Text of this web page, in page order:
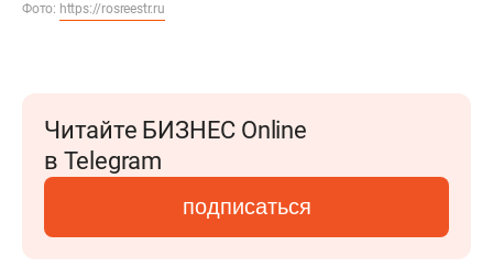
Фото: https://rosreestr.ru
Читайте БИЗНЕС Online
в Telegram
подписаться